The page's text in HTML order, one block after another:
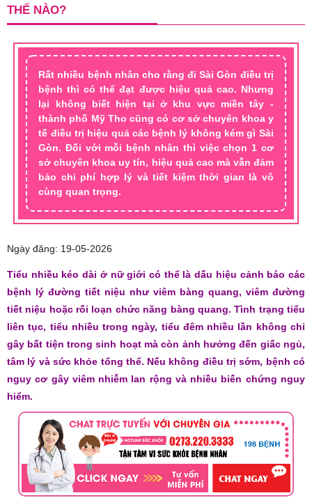
THẾ NÀO?
Rất nhiều bệnh nhân cho rằng đi Sài Gòn điều trị
bệnh thì có thể đạt được hiệu quả cao. Nhưng
lại không biết hiện tại ở khu vực miền tây -
thành phố Mỹ Tho cũng có cơ sở chuyên khoa y
tế điều trị hiệu quả các bệnh lý không kém gì Sài
Gòn. Đối với mỗi bệnh nhân thì việc chọn 1 cơ
sở chuyên khoa uy tín, hiệu quả cao mà vẫn đảm
bảo chi phí hợp lý và tiết kiệm thời gian là vô
cùng quan trọng.
Ngày đăng: 19-05-2026
Tiểu nhiều kéo dài ở nữ giới có thể là dấu hiệu cảnh báo các
bệnh lý đường tiết niệu như viêm bàng quang, viêm đường
tiết niệu hoặc rối loạn chức năng bàng quang. Tình trạng tiểu
liên tục, tiểu nhiều trong ngày, tiểu đêm nhiều lần không chỉ
gây bất tiện trong sinh hoạt mà còn ảnh hưởng đến giấc ngủ,
tâm lý và sức khỏe tổng thể. Nếu không điều trị sớm, bệnh có
nguy cơ gây viêm nhiễm lan rộng và nhiều biến chứng nguy
hiểm.